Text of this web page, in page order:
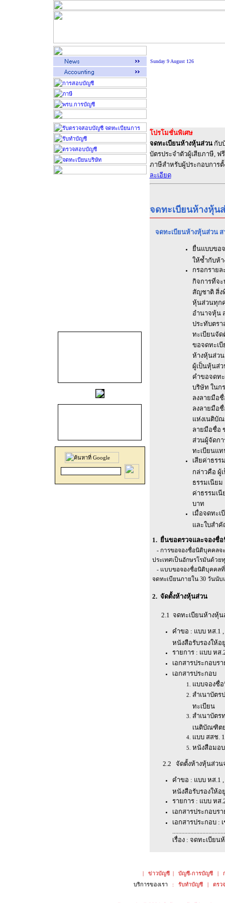
Sunday 9 August 126
โปรโมชั่นพิเศษ
จดทะเบียนห้างหุ้นส่วนกับ
บัตรประจำตัวผู้เสียภาษี,
ภาษีสำหรับผู้ประกอบการ
ละเอียด
จดทะเบียนห้างหุ้น
จดทะเบียนห้างหุ้นส่วน
ยื่นแบบขอ
ให้ซ้ำกับห้
กรอกรายล
กิจการที่จ
สัญชาติ สิ่ง
หุ้นส่วนทุก
อำนาจหุ้น
ประทับตร
ทะเบียนจัด
ขอจดทะเบี
ห้างหุ้นส่ว
ผู้เป็นหุ้นส่ว
คำขอจดท
บริษัท ในก
ลงลายมือ
ลงลายมือ
แห่งเนติบัณ
ลายมือชื่อ
ส่วนผู้จัดก
ทะเบียนแท
เสียค่าธร
กล่าวคือ ผู้
ธรรมเนียม
ค่าธรรมเ
บาท
เมื่อจดทะเ
และใบสำ
1. ยื่นขอตรวจและจองชื่
- การขอจองชื่อนิติบุคคลจ
ประเทศเป็นอักษรโรมันด้วย
- แบบขอจองชื่อนิติบุคคลที่
จดทะเบียนภายใน 30 วันนั
2. จัดตั้งห้างหุ้นส่วน
2.1 จดทะเบียนห้างหุ้
คำขอ : แบบ หส.1
หนังสือรับรองให้อ
รายการ : แบบ หส
เอกสารประกอบร
เอกสารประกอบ
แบบจองชื่
สำเนาบัต
ทะเบียน
สำเนาบัต
เนติบัณฑิต
แบบ สสช.
หนังสือมอ
2.2 จัดตั้งห้างหุ้นส่วน
คำขอ : แบบ หส.1
หนังสือรับรองให้อ
รายการ : แบบ หส
เอกสารประกอบร
เอกสารประกอบ
เรื่อง : จดทะเบียน
| ข่าวบัญชี | บัญชี-การบัญชี |
บริการของเรา
: รับทำบัญชี | ตรว